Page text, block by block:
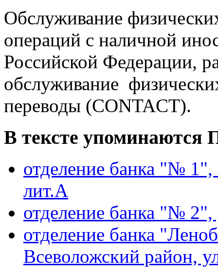
Обслуживание
операций с наличной
Российской Федерации,
обслуживание
переводы (CONTACT).
В тексте упоминаются
отделение банка "№
лит.А
отделение банка "№
отделение банка
Всеволожский район,